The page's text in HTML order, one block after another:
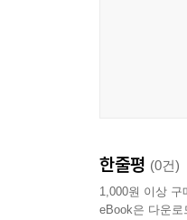
한줄평 (0건)
1,000원 이상 구
eBook은 다운